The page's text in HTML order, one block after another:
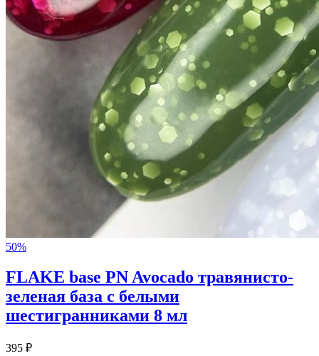
50%
FLAKE base PN Avocado травянисто-
зеленая база с белыми
шестигранниками 8 мл
395 ₽